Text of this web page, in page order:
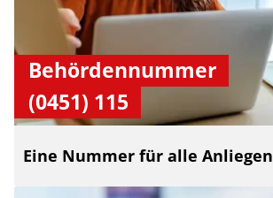
Behördennummer
(0451) 115
Eine Nummer für alle Anliegen